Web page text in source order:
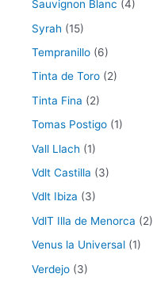
Sauvignon Blanc (4)
Syrah (15)
Tempranillo (6)
Tinta de Toro (2)
Tinta Fina (2)
Tomas Postigo (1)
Vall Llach (1)
Vdlt Castilla (3)
Vdlt Ibiza (3)
VdlT Illa de Menorca (2)
Venus la Universal (1)
Verdejo (3)